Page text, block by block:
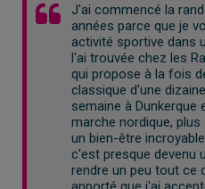
J'ai commencé la
années parce que je
activité sportive dans
l'ai trouvée chez les
qui propose à la fois
classique d'une
semaine à
marche nordique,
un bien-être
c'est presque devenu
rendre un peu tout ce